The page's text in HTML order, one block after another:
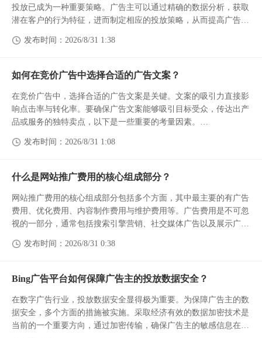
投放已成为一种重要策略。广告主可以通过精确的数据分析，获取
潜在客户的行为特征，进而制定相应的投放策略，从而提高广告的
广告账户中，用户可以设置投放目标，确保所推送的内容能够有效
发布时间：2026/8/31 1:38
如何在竞价广告中选择合适的广告文案？
在竞价广告中，选择合适的广告文案是关键。文案的吸引力直接影
响点击率与转化率。要确保广告文案能够吸引目标受众，传达出产
品或服务的独特卖点，以下是一些重要的考量因素。
的需求与价值观。选择...
发布时间：2026/8/31 1:08
什么是网站推广费用的核心组成部分？
网站推广费用的核心组成部分包括多个方面，其中最主要的有广告
费用、优化费用、内容制作费用与维护费用等。广告费用是不可忽
视的一部分，通常包括搜索引擎营销、社交媒体广告以及展示广告
吸引目标受众的关注...
发布时间：2026/8/31 0:38
Bing广告平台如何保障广告主的投放数据安全？
在数字广告行业，投放数据安全显得极为重要。为保障广告主的数
据安全，多个方面的措施被实施。采取经济有效的数据加密技术是
当前的一个重要方向，通过加密传输，确保广告主的敏感信息在网